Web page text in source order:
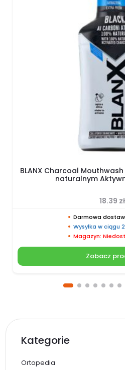
BLANX Charcoal Mouthwash
naturalnym
18.39 zł
Darmowa
Wysyłka w ciągu
Magazyn:
Zobacz
Kategorie
Ortopedia